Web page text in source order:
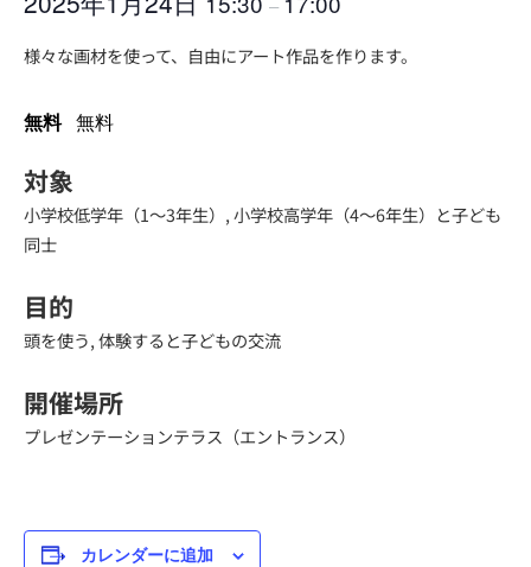
–
様々な画材を使って、自由にアート作品を作ります。
無料 無料
対象
小学校低学年（1～3年生）, 小学校高学年（4～6年生）と子ども
同士
目的
頭を使う, 体験すると子どもの交流
開催場所
プレゼンテーションテラス（エントランス）
カレンダーに追加